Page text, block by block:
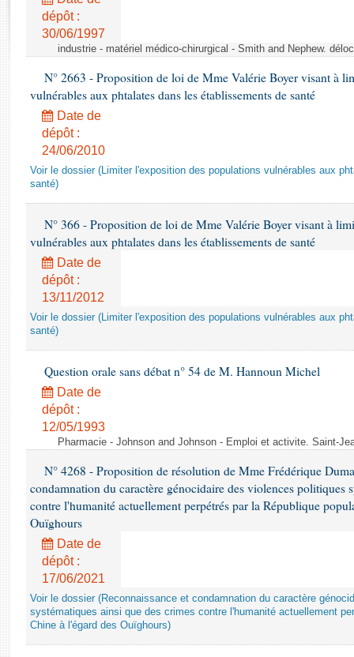
Rapports d'enquête
Rapports législatifs
Budget et sécurité sociale
Questions écrites et orales
Comptes rendus des débats
dépôt :
30/06/1997
industrie - matériel médico-chirurgical - Smith and Nephew.
N° 2663 - Proposition de loi de Mme Valérie Boyer visant à
vulnérables aux phtalates dans les établissements de santé
Date de
dépôt :
24/06/2010
Voir le dossier (Limiter l'exposition des populations vulnérables aux
santé)
N° 366 - Proposition de loi de Mme Valérie Boyer visant à
vulnérables aux phtalates dans les établissements de santé
Date de
dépôt :
13/11/2012
Voir le dossier (Limiter l'exposition des populations vulnérables aux
santé)
Question orale sans débat n° 54 de M. Hannoun Michel
Date de
dépôt :
12/05/1993
Pharmacie - Johnson and Johnson - Emploi et activite. Saint-
N° 4268 - Proposition de résolution de Mme Frédérique
condamnation du caractère génocidaire des violences politiques
contre l'humanité actuellement perpétrés par la République
Ouïghours
Date de
dépôt :
17/06/2021
Voir le dossier (Reconnaissance et condamnation du caractère
systématiques ainsi que des crimes contre l'humanité actuellement
Chine à l'égard des Ouïghours)